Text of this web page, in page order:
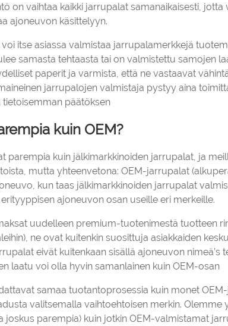
on vaihtaa kaikki jarrupalat samanaikaisesti, jotta
ajoneuvon käsittelyyn.
itse asiassa valmistaa jarrupalamerkkejä
samasta tehtaasta tai on valmistettu samojen
paperit ja varmista, että ne vastaavat
jarrupalojen valmistaja pystyy aina
päätöksen
kuin OEM?
kuin jälkimarkkinoiden jarrupalat, ja
mutta yhteenvetona: OEM-jarrupalat
kun taas jälkimarkkinoiden jarrupalat
ajoneuvon osan useille eri merkeille.
uudelleen premium-tuotenimestä tuotteen
ne ovat kuitenkin suosittuja asiakkaiden
eivät kuitenkaan sisällä ajoneuvon nimeä’s
laatu voi olla hyvin samanlainen kuin OEM-osan
samaa tuotantoprosessia kuin monet
valitsemalla vaihtoehtoisen merkin. Olemme
parempia) kuin jotkin OEM-valmistamat